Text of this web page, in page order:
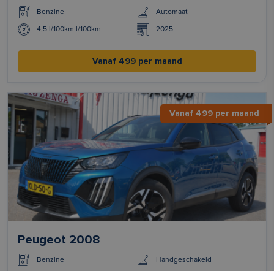
Benzine Automaat
4,5 l/100km l/100km 2025
Vanaf 499 per maand
Vanaf 499 per maand
Peugeot 2008
Benzine Handgeschakeld